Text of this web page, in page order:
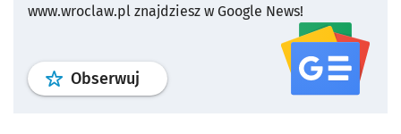
www.wroclaw.pl znajdziesz w Google News!
Obserwuj profil serwisu